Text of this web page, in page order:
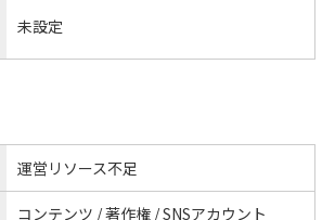
未設定
運営リソース不足
コンテンツ / 著作権 / SNSアカウント